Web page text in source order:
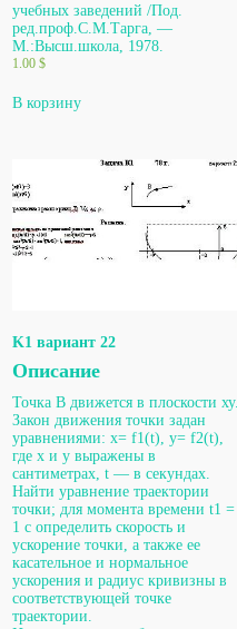
учебных заведений /Под.
ред.проф.С.М.Тарга, —
М.:Высш.школа, 1978.
1.00$
В корзину
K1 вариант 22
Описание
Точка В движется в плоскости ху.
Закон движения точки задан
уравнениями: х= f1(t), у= f2(t),
где х и у выражены в
сантиметрах, t — в секундах.
Найти уравнение траектории
точки; для момента времени t1 =
1 с определить скорость и
ускорение точки, а также ее
касательное и нормальное
ускорения и радиус кривизны в
соответствующей точке
траектории.